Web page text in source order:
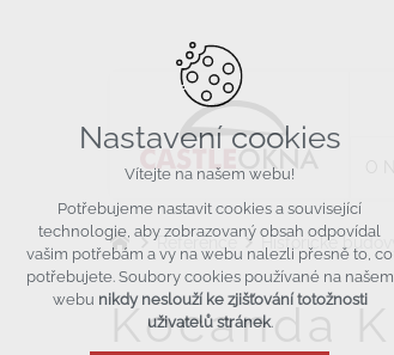
Reference Historické budovy
Kocanda
Nastavení cookies
Vítejte na našem webu!
Potřebujeme nastavit cookies a související
technologie, aby zobrazovaný obsah odpovídal
vašim potřebám a vy na webu nalezli přesně to, co
potřebujete. Soubory cookies používané na našem
webu nikdy neslouží ke zjišťování totožnosti
uživatelů stránek.